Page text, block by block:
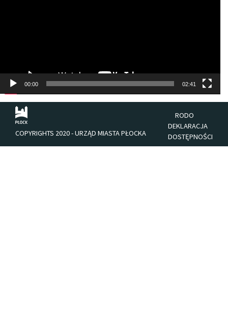
00:00 02:41
COPYRIGHTS 2020 - URZĄD MIASTA PŁOCKA
RODO
DEKLARACJA
DOSTĘPNOŚCI